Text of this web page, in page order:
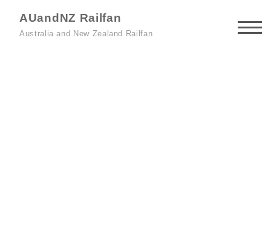
AUandNZ Railfan
Australia and New Zealand Railfan